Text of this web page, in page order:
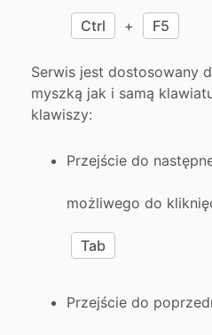
Ctrl + F5
Serwis jest dostosowany
myszką jak i samą
klawiszy:
Przejście do
możliwego do
Tab
Przejście do